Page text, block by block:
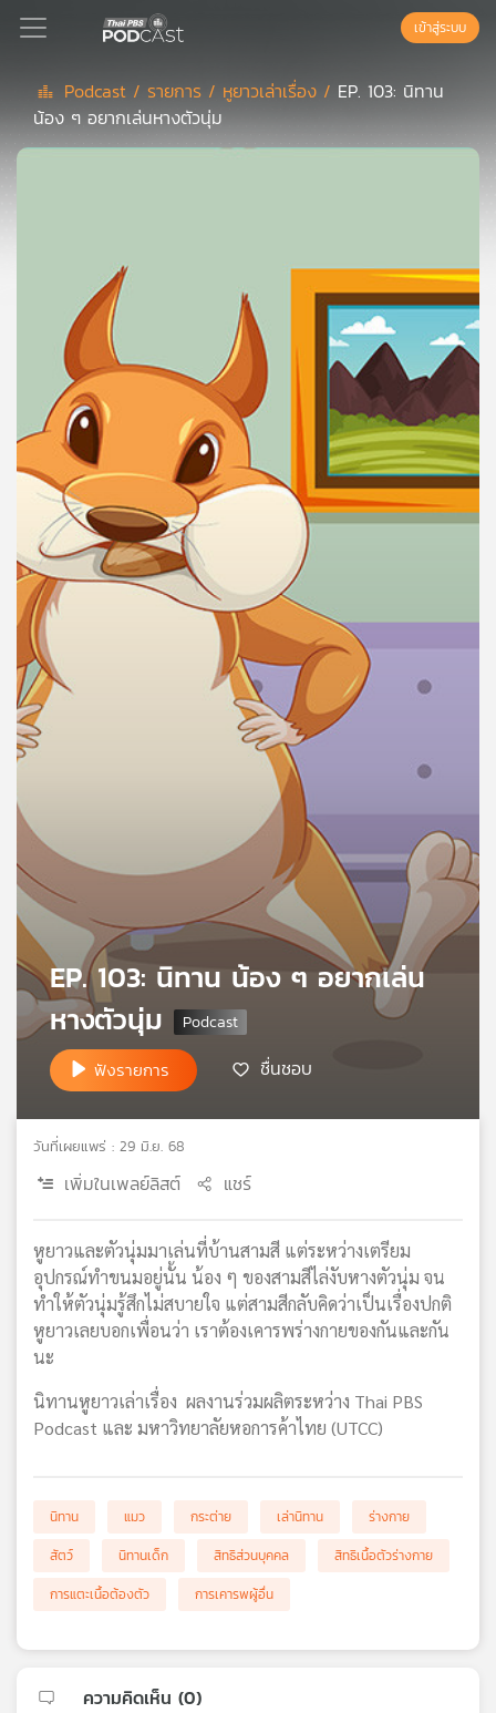
Podcast
ลิ
ของ
คุณ
เพลง
บทความ
ข่าว
เกี่ยว
กับ
เรา
เครือ
ข่าย
พี
แผนที่
วิทยุ
เครือ
ข่าย
เข้าสู่ระบบ
Podcast / รายการ / หูยาวเล่าเรื่อง / EP. 103: นิทาน
น้อง ๆ อยากเล่นหางตัวนุ่ม
EP. 103: นิทาน น้อง ๆ อยากเล่น
หางตัวนุ่ม
ฟังรายการ ชื่นชอบ
วันที่เผยแพร่ : 29 มิ.ย. 68
เพิ่มในเพลย์ลิสต์ แชร์
หูยาวและตัวนุ่มมาเล่นที่บ้านสามสี แต่ระหว่างเตรียม
อุปกรณ์ทำขนมอยู่นั้น น้อง ๆ ของสามสีไล่งับหางตัวนุ่ม จน
ทำให้ตัวนุ่มรู้สึกไม่สบายใจ แต่สามสีกลับคิดว่าเป็นเรื่องปกติ
หูยาวเลยบอกเพื่อนว่า เราต้องเคารพร่างกายของกันและกัน
นะ
นิทานหูยาวเล่าเรื่อง ผลงานร่วมผลิตระหว่าง Thai PBS
Podcast และ มหาวิทยาลัยหอการค้าไทย (UTCC)
นิทาน แมว กระต่าย เล่านิทาน
ร่างกาย
สัตว์
นิทานเด็ก สิทธิส่วนบุคคล
สิทธิเนื้อตัวร่างกาย
การแตะเนื้อต้องตัว
การเคารพผู้อื่น
ความคิดเห็น (0)